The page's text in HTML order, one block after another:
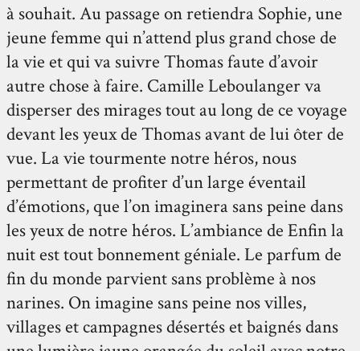
à souhait. Au passage on retiendra Sophie, une
jeune femme qui n’attend plus grand chose de
la vie et qui va suivre Thomas faute d’avoir
autre chose à faire. Camille Leboulanger va
disperser des mirages tout au long de ce voyage
devant les yeux de Thomas avant de lui ôter de
vue. La vie tourmente notre héros, nous
permettant de profiter d’un large éventail
d’émotions, que l’on imaginera sans peine dans
les yeux de notre héros. L’ambiance de Enfin la
nuit est tout bonnement géniale. Le parfum de
fin du monde parvient sans problème à nos
narines. On imagine sans peine nos villes,
villages et campagnes désertés et baignés dans